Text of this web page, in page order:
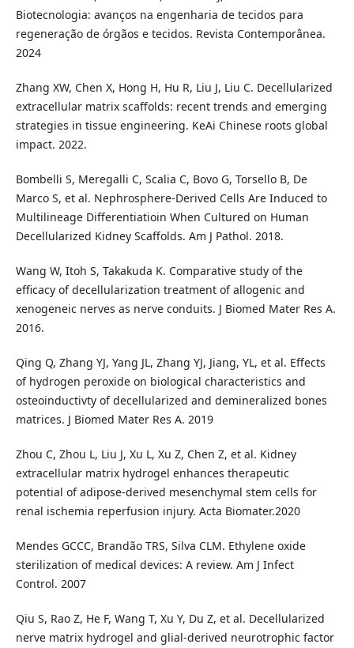
Biotecnologia: avanços na engenharia de tecidos para
regeneração de órgãos e tecidos. Revista Contemporânea.
2024
Zhang XW, Chen X, Hong H, Hu R, Liu J, Liu C. Decellularized
extracellular matrix scaffolds: recent trends and emerging
strategies in tissue engineering. KeAi Chinese roots global
impact. 2022.
Bombelli S, Meregalli C, Scalia C, Bovo G, Torsello B, De
Marco S, et al. Nephrosphere-Derived Cells Are Induced to
Multilineage Differentiatioin When Cultured on Human
Decellularized Kidney Scaffolds. Am J Pathol. 2018.
Wang W, Itoh S, Takakuda K. Comparative study of the
efficacy of decellularization treatment of allogenic and
xenogeneic nerves as nerve conduits. J Biomed Mater Res A.
2016.
Qing Q, Zhang YJ, Yang JL, Zhang YJ, Jiang, YL, et al. Effects
of hydrogen peroxide on biological characteristics and
osteoinductivty of decellularized and demineralized bones
matrices. J Biomed Mater Res A. 2019
Zhou C, Zhou L, Liu J, Xu L, Xu Z, Chen Z, et al. Kidney
extracellular matrix hydrogel enhances therapeutic
potential of adipose-derived mesenchymal stem cells for
renal ischemia reperfusion injury. Acta Biomater.2020
Mendes GCCC, Brandão TRS, Silva CLM. Ethylene oxide
sterilization of medical devices: A review. Am J Infect
Control. 2007
Qiu S, Rao Z, He F, Wang T, Xu Y, Du Z, et al. Decellularized
nerve matrix hydrogel and glial-derived neurotrophic factor